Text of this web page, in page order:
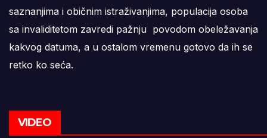
saznanjima i običnim istraživanjima, populacija osoba
sa invaliditetom zavredi pažnju povodom obeležavanja
kakvog datuma, a u ostalom vremenu gotovo da ih se
retko ko seća.
VIDEO